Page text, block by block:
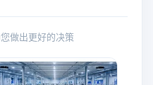
做出更好的决策